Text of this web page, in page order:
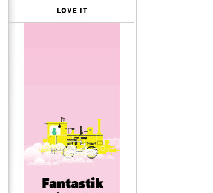
LOVE IT